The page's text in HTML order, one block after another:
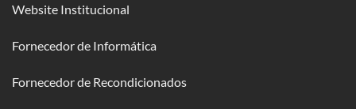
Website Institucional
Fornecedor de Informática
Fornecedor de Recondicionados